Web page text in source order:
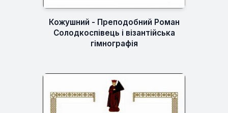
Кожушний - Преподобний Роман
Солодкоспівець і візантійська
гімнографія